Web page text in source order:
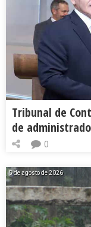
Tribunal de
de
0
5 de agosto de 2026